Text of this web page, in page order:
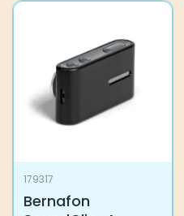
179317
Bernafon